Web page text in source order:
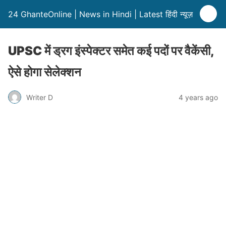
24 GhanteOnline | News in Hindi | Latest हिंदी न्यूज़
UPSC में ड्रग इंस्पेक्टर समेत कई पदों पर वैकेंसी,
ऐसे होगा सेलेक्शन
Writer D 4 years ago